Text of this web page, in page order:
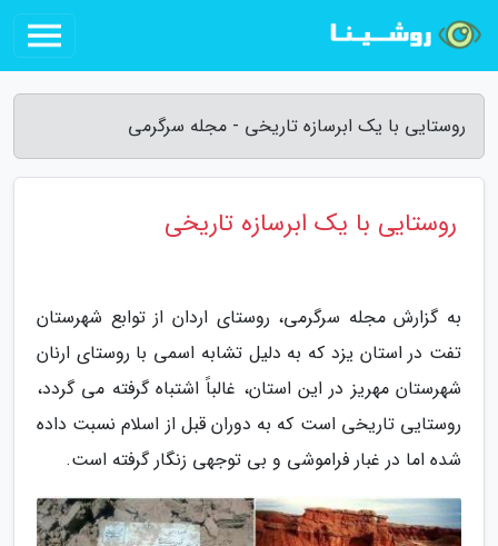
روستایی با یک ابرسازه تاریخی - مجله سرگرمی
روستایی با یک ابرسازه تاریخی
به گزارش مجله سرگرمی، روستای اردان از توابع شهرستان
تفت در استان یزد که به دلیل تشابه اسمی با روستای ارنان
شهرستان مهریز در این استان، غالباً اشتباه گرفته می گردد،
روستایی تاریخی است که به دوران قبل از اسلام نسبت داده
شده اما در غبار فراموشی و بی توجهی زنگار گرفته است.